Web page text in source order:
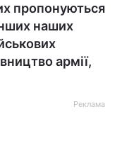
пропонуються
наших
армії,
Реклама